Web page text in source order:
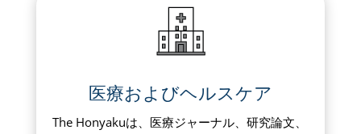
医療およびヘルスケア
The Honyakuは、医療ジャーナル、研究論文、